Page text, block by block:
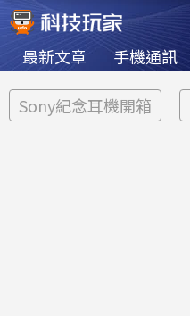
最新文章 手機通訊
Sony紀念耳機開箱